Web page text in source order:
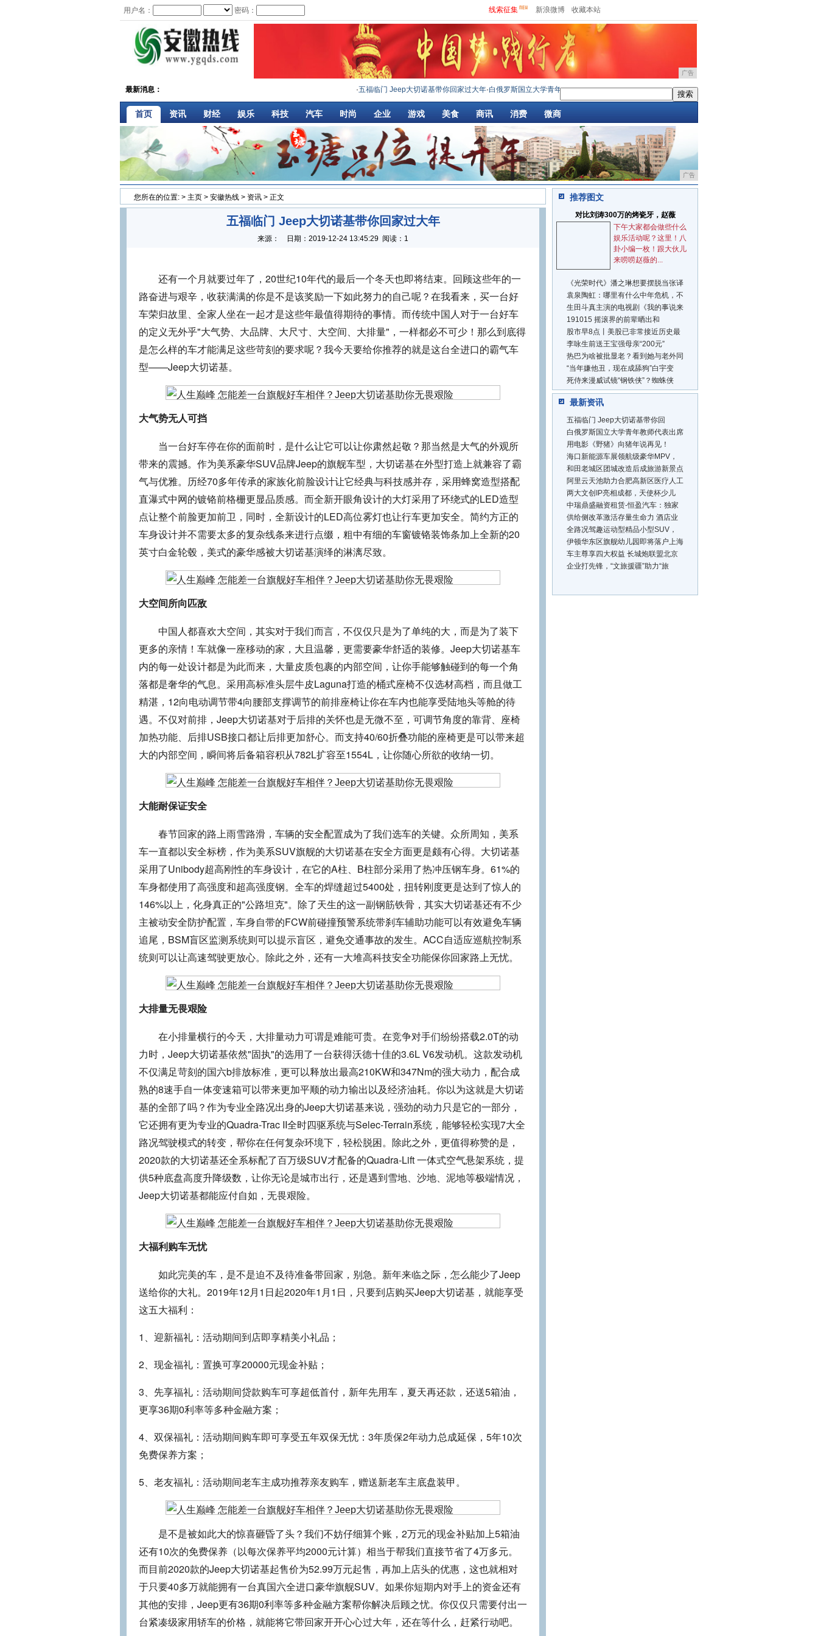
用户名： 密码： 线索征集 新浪微博 收藏本站
广告
最新消息： 五福临门 Jeep大切诺基带你回家过大年·白俄罗斯国立大学青年教师代表出席第七届全球青年·用电影《野猪》向猪年说再见！
首页 资讯 财经 娱乐 科技 汽车 时尚 企业 游戏 美食 商讯 消费 微商
广告
您所在的位置: > 主页 > 安徽热线 > 资讯 > 正文
五福临门 Jeep大切诺基带你回家过大年
来源： 日期： 2019-12-24 13:45:29 阅读：1
还有一个月就要过年了，20世纪10年代的最后一个冬天也即将结束。回顾这些年的一
路奋进与艰辛，收获满满的你是不是该奖励一下如此努力的自己呢？在我看来，买一台好
车荣归故里、全家人坐在一起才是这些年最值得期待的事情。而传统中国人对于一台好车
的定义无外乎"大气势、大品牌、大尺寸、大空间、大排量"，一样都必不可少！那么到底得
是怎么样的车才能满足这些苛刻的要求呢？我今天要给你推荐的就是这台全进口的霸气车
型——Jeep大切诺基。
大气势无人可挡
当一台好车停在你的面前时，是什么让它可以让你肃然起敬？那当然是大气的外观所
带来的震撼。作为美系豪华SUV品牌Jeep的旗舰车型，大切诺基在外型打造上就兼容了霸
气与优雅。历经70多年传承的家族化前脸设计让它经典与科技感并存，采用蜂窝造型搭配
直瀑式中网的镀铬前格栅更显品质感。而全新开眼角设计的大灯采用了环绕式的LED造型
点让整个前脸更加前卫，同时，全新设计的LED高位雾灯也让行车更加安全。简约方正的
车身设计并不需要太多的复杂线条来进行点缀，粗中有细的车窗镀铬装饰条加上全新的20
英寸白金轮毂，美式的豪华感被大切诺基演绎的淋漓尽致。
大空间所向匹敌
中国人都喜欢大空间，其实对于我们而言，不仅仅只是为了单纯的大，而是为了装下
更多的亲情！车就像一座移动的家，大且温馨，更需要豪华舒适的装修。Jeep大切诺基车
内的每一处设计都是为此而来，大量皮质包裹的内部空间，让你手能够触碰到的每一个角
落都是奢华的气息。采用高标准头层牛皮Laguna打造的桶式座椅不仅选材高档，而且做工
精湛，12向电动调节带4向腰部支撑调节的前排座椅让你在车内也能享受陆地头等舱的待
遇。不仅对前排，Jeep大切诺基对于后排的关怀也是无微不至，可调节角度的靠背、座椅
加热功能、后排USB接口都让后排更加舒心。而支持40/60折叠功能的座椅更是可以带来超
大的内部空间，瞬间将后备箱容积从782L扩容至1554L，让你随心所欲的收纳一切。
大能耐保证安全
春节回家的路上雨雪路滑，车辆的安全配置成为了我们选车的关键。众所周知，美系
车一直都以安全标榜，作为美系SUV旗舰的大切诺基在安全方面更是颇有心得。大切诺基
采用了Unibody超高刚性的车身设计，在它的A柱、B柱部分采用了热冲压钢车身。61%的
车身都使用了高强度和超高强度钢。全车的焊缝超过5400处，扭转刚度更是达到了惊人的
146%以上，化身真正的"公路坦克"。除了天生的这一副钢筋铁骨，其实大切诺基还有不少
主被动安全防护配置，车身自带的FCW前碰撞预警系统带刹车辅助功能可以有效避免车辆
追尾，BSM盲区监测系统则可以提示盲区，避免交通事故的发生。ACC自适应巡航控制系
统则可以让高速驾驶更放心。除此之外，还有一大堆高科技安全功能保你回家路上无忧。
大排量无畏艰险
在小排量横行的今天，大排量动力可谓是难能可贵。在竞争对手们纷纷搭载2.0T的动
力时，Jeep大切诺基依然"固执"的选用了一台获得沃德十佳的3.6L V6发动机。这款发动机
不仅满足苛刻的国六b排放标准，更可以释放出最高210KW和347Nm的强大动力，配合成
熟的8速手自一体变速箱可以带来更加平顺的动力输出以及经济油耗。你以为这就是大切诺
基的全部了吗？作为专业全路况出身的Jeep大切诺基来说，强劲的动力只是它的一部分，
它还拥有更为专业的Quadra-Trac II全时四驱系统与Selec-Terrain系统，能够轻松实现7大全
路况驾驶模式的转变，帮你在任何复杂环境下，轻松脱困。除此之外，更值得称赞的是，
2020款的大切诺基还全系标配了百万级SUV才配备的Quadra-Lift 一体式空气悬架系统，提
供5种底盘高度升降级数，让你无论是城市出行，还是遇到雪地、沙地、泥地等极端情况，
Jeep大切诺基都能应付自如，无畏艰险。
大福利购车无忧
如此完美的车，是不是迫不及待准备带回家，别急。新年来临之际，怎么能少了Jeep
送给你的大礼。2019年12月1日起2020年1月1日，只要到店购买Jeep大切诺基，就能享受
这五大福利：
1、迎新福礼：活动期间到店即享精美小礼品；
2、现金福礼：置换可享20000元现金补贴；
3、先享福礼：活动期间贷款购车可享超低首付，新年先用车，夏天再还款，还送5箱油，
更享36期0利率等多种金融方案；
4、双保福礼：活动期间购车即可享受五年双保无忧：3年质保2年动力总成延保，5年10次
免费保养方案；
5、老友福礼：活动期间老车主成功推荐亲友购车，赠送新老车主底盘装甲。
是不是被如此大的惊喜砸昏了头？我们不妨仔细算个账，2万元的现金补贴加上5箱油
还有10次的免费保养（以每次保养平均2000元计算）相当于帮我们直接节省了4万多元。
而目前2020款的Jeep大切诺基起售价为52.99万元起售，再加上店头的优惠，这也就相对
于只要40多万就能拥有一台真国六全进口豪华旗舰SUV。如果你短期内对手上的资金还有
其他的安排，Jeep更有36期0利率等多种金融方案帮你解决后顾之忧。你仅仅只需要付出一
台紧凑级家用轿车的价格，就能将它带回家开开心心过大年，还在等什么，赶紧行动吧。
推荐图文
对比刘涛300万的烤瓷牙，赵薇
下午大家都会做些什么
娱乐活动呢？这里！八
卦小编一枚！跟大伙儿
来唠唠赵薇的...
《光荣时代》潘之琳想要摆脱当张译
袁泉陶虹：哪里有什么中年危机，不
生田斗真主演的电视剧《我的事说来
191015 摇滚界的前辈晒出和
股市早8点丨美股已非常接近历史最
李咏生前送王宝强母亲“200元”
热巴为啥被批显老？看到她与老外同
“当年嫌他丑，现在成舔狗”白宇变
死侍来漫威试镜“钢铁侠”？蜘蛛侠
最新资讯
五福临门 Jeep大切诺基带你回
白俄罗斯国立大学青年教师代表出席
用电影《野猪》向猪年说再见！
海口新能源车展领航级豪华MPV，
和田老城区团城改造后成旅游新景点
阿里云天池助力合肥高新区医疗人工
两大文创IP亮相成都，天使杯少儿
中瑞鼎盛融资租赁-恒盈汽车：独家
供给侧改革激活存量生命力 酒店业
全路况驾趣运动型精品小型SUV，
伊顿华东区旗舰幼儿园即将落户上海
车主尊享四大权益 长城炮联盟北京
企业打先锋，“文旅援疆”助力“旅